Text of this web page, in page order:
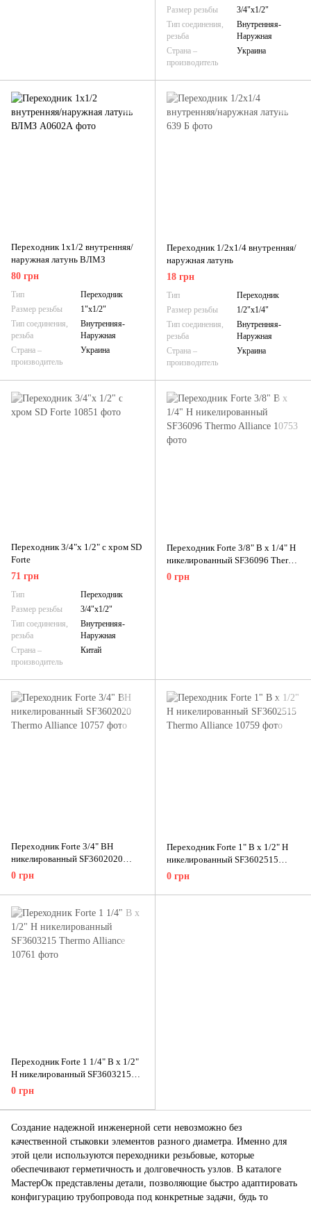
Размер резьбы
3/4"х1/2"
Тип соединения,
резьба
Внутренняя-
Наружная
Страна –
производитель
Украина
Переходник 1х1/2 внутренняя/
наружная латунь ВЛМЗ
80 грн
Тип
Переходник
Размер резьбы
1"х1/2"
Тип соединения,
резьба
Внутренняя-
Наружная
Страна –
производитель
Украина
Переходник 1/2х1/4 внутренняя/
наружная латунь
18 грн
Тип
Переходник
Размер резьбы
1/2"х1/4"
Тип соединения,
резьба
Внутренняя-
Наружная
Страна –
производитель
Украина
Переходник 3/4"х 1/2" с хром SD
Forte
71 грн
Тип
Переходник
Размер резьбы
3/4"х1/2"
Тип соединения,
резьба
Внутренняя-
Наружная
Страна –
производитель
Китай
Переходник Forte 3/8" В x 1/4" Н
никелированный SF36096 Thermo
Alliance
0 грн
Переходник Forte 3/4" ВН
никелированный SF3602020
Thermo Alliance
0 грн
Переходник Forte 1" В х 1/2" Н
никелированный SF3602515
Thermo Alliance
0 грн
Переходник Forte 1 1/4" В х 1/2"
Н никелированный SF3603215
Thermo Alliance
0 грн
Создание надежной инженерной сети невозможно без
качественной стыковки элементов разного диаметра. Именно для
этой цели используются переходники резьбовые, которые
обеспечивают герметичность и долговечность узлов. В каталоге
МастерОк представлены детали, позволяющие быстро адаптировать
конфигурацию трубопровода под конкретные задачи, будь то